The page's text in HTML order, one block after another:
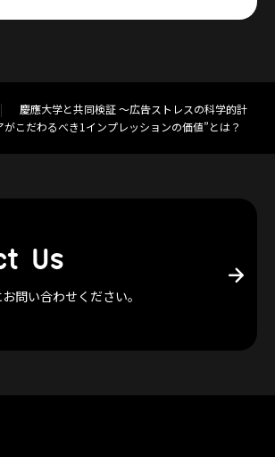
慶應大学と共同検証 ～広告ストレスの科学的計
がこだわるべき1インプレッションの価値”とは？
Us
問い合わせください。